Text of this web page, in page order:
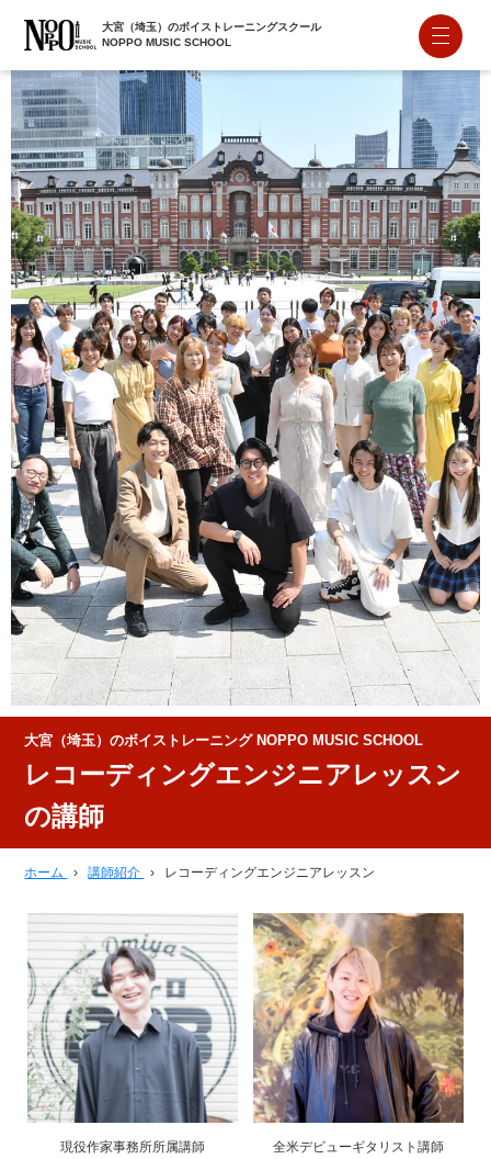
大宮（埼玉）のボイストレーニングスクール
NOPPO MUSIC SCHOOL
大宮（埼玉）のボイストレーニング NOPPO MUSIC SCHOOL
レコーディングエンジニアレッスン
の講師
ホーム › 講師紹介 › レコーディングエンジニアレッスン
現役作家事務所所属講師 全米デビューギタリスト講師